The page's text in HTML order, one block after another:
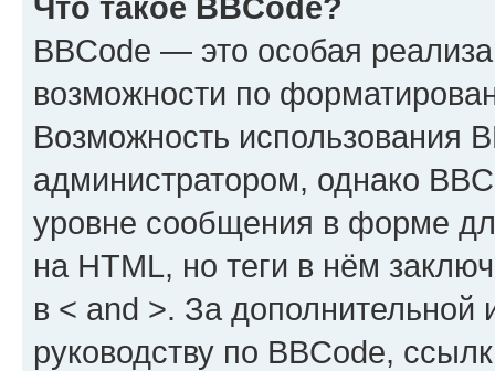
BBCode — это особая
возможности по
Возможность использования
администратором, однако
уровне сообщения в форме
на HTML, но теги в нём
в < and >. За
руководству по BBCode,